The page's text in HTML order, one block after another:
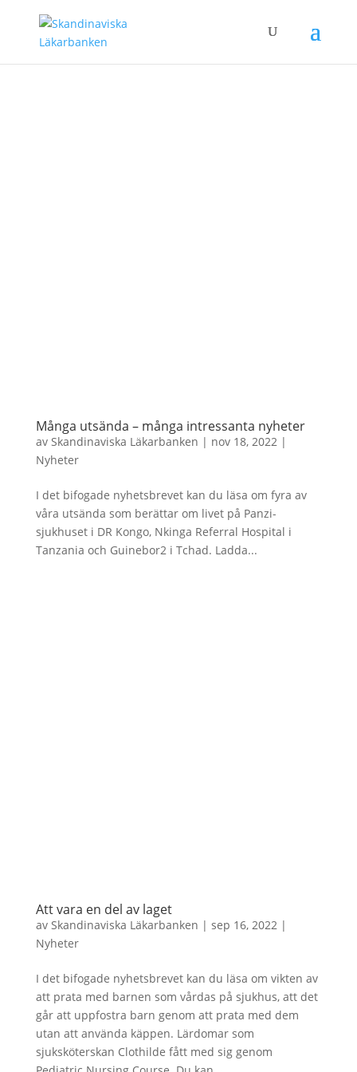
Många utsända – många intressanta nyheter
av Skandinaviska Läkarbanken | nov 18, 2022|
Nyheter
I det bifogade nyhetsbrevet kan du läsa om fyra av
våra utsända som berättar om livet på Panzi-
sjukhuset i DR Kongo, Nkinga Referral Hospital i
Tanzania och Guinebor2 i Tchad. Ladda...
Att vara en del av laget
av Skandinaviska Läkarbanken | sep 16, 2022 |
Nyheter
I det bifogade nyhetsbrevet kan du läsa om vikten av
att prata med barnen som vårdas på sjukhus, att det
går att uppfostra barn genom att prata med dem
utan att använda käppen. Lärdomar som
sjuksköterskan Clothilde fått med sig genom